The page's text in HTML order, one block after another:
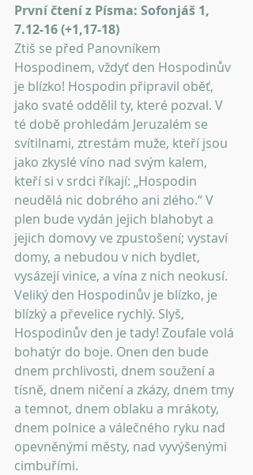
První čtení z Písma: Sofonjáš 1,
7.12-16 (+1,17-18)
Ztiš se před Panovníkem
Hospodinem, vždyť den Hospodinův
je blízko! Hospodin připravil oběť,
jako svaté oddělil ty, které pozval. V
té době prohledám Jeruzalém se
svítilnami, ztrestám muže, kteří jsou
jako zkyslé víno nad svým kalem,
kteří si v srdci říkají: „Hospodin
neudělá nic dobrého ani zlého.“ V
plen bude vydán jejich blahobyt a
jejich domovy ve zpustošení; vystaví
domy, a nebudou v nich bydlet,
vysázejí vinice, a vína z nich neokusí.
Veliký den Hospodinův je blízko, je
blízký a převelice rychlý. Slyš,
Hospodinův den je tady! Zoufale volá
bohatýr do boje. Onen den bude
dnem prchlivosti, dnem soužení a
tísně, dnem ničení a zkázy, dnem tmy
a temnot, dnem oblaku a mrákoty,
dnem polnice a válečného ryku nad
opevněnými městy, nad vyvýšenými
cimbuřími.